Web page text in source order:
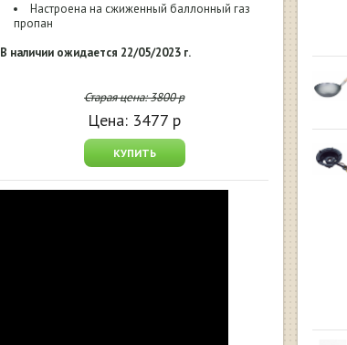
Настроена на сжиженный баллонный газ
пропан
В наличии ожидается 22/05/2023 г.
Старая цена:3800р
Цена: 3477 р
КУПИТЬ